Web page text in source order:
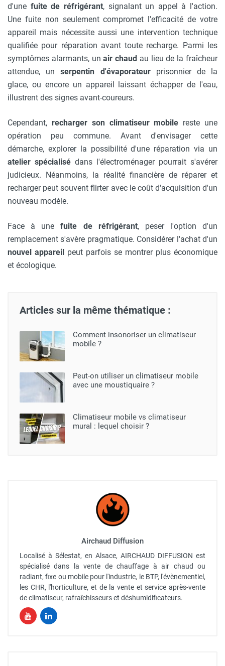
d'une fuite de réfrigérant, signalant un appel à l'action.
Une fuite non seulement compromet l'efficacité de votre
appareil mais nécessite aussi une intervention technique
qualifiée pour réparation avant toute recharge. Parmi les
symptômes alarmants, unair chaud au lieu de la fraîcheur
attendue, unserpentin d'évaporateurprisonnier de la
glace, ou encore un appareil laissant échapper de l'eau,
illustrent des signes avant-coureurs.
Cependant, recharger son climatiseur mobile reste une
opération peu commune. Avant d'envisager cette
démarche, explorer la possibilité d'une réparation via un
atelier spécialisé dans l'électroménager pourrait s'avérer
judicieux. Néanmoins, la réalité financière de réparer et
recharger peut souvent flirter avec le coût d'acquisition d'un
nouveau modèle.
Face à unefuite de réfrigérant, peser l'option d'un
remplacement s'avère pragmatique. Considérer l'achat d'un
nouvel appareil peut parfois se montrer plus économique
et écologique.
Articles sur la même thématique :
Comment insonoriser un climatiseur
mobile ?
Peut-on utiliser un climatiseur mobile
avec une moustiquaire ?
Climatiseur mobile vs climatiseur
mural : lequel choisir ?
Airchaud Diffusion
Localisé à Sélestat, en Alsace, AIRCHAUD DIFFUSION est
spécialisé dans la vente de chauffage à air chaud ou
radiant, fixe ou mobile pour l'industrie, le BTP, l'évènementiel,
les CHR, l'horticulture, et de la vente et service après-vente
de climatiseur, rafraîchisseurs et déshumidificateurs.